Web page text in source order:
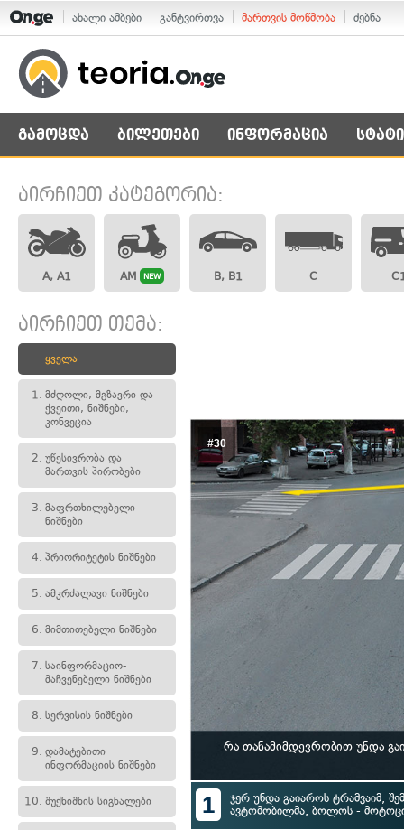
ახალი ამბები განტვირთვა მართვის მოწმობა ძებნა
გამოცდა ბილეთები ინფორმაცია
აირჩიეთ კატეგორია:
A, A1 AM NEW B, B1 C
აირჩიეთ თემა:
ყველა
1. მძღოლი, მგზავრი და
ქვეითი, ნიშნები,
კონვეცია
2. უწესივრობა და
მართვის პირობები
3. მაფრთხილებელი
ნიშნები
4. პრიორიტეტის ნიშნები
5. ამკრძალავი ნიშნები
6. მიმთითებელი ნიშნები
7. საინფორმაციო-
მაჩვენებელი ნიშნები
8. სერვისის ნიშნები
9. დამატებითი
ინფორმაციის ნიშნები
10. შუქნიშნის სიგნალები
#30
რა თანამიმდევრობით უნდა
1
ჯერ უნდა გაიაროს ტრამვაიმ,
ავტომობილმა, ბოლოს -